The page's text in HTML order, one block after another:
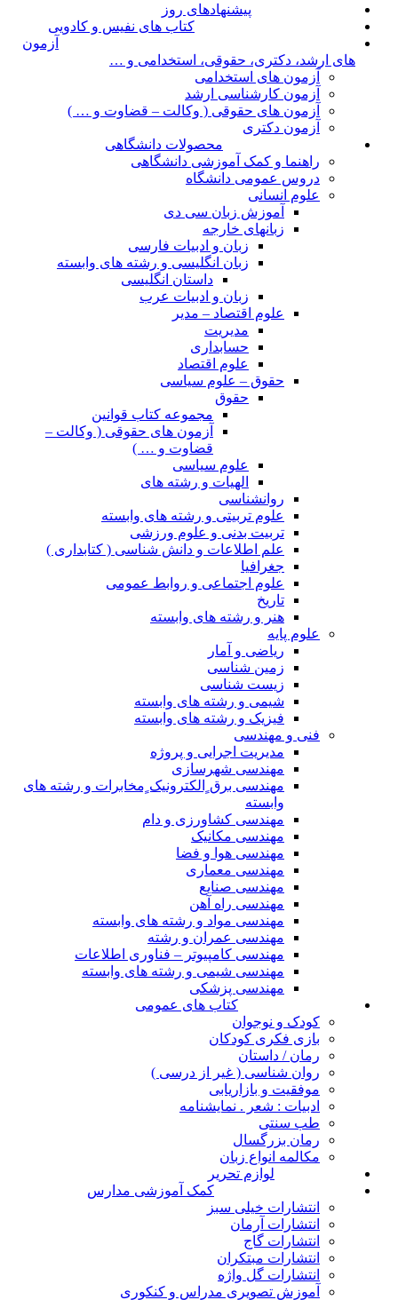
پیشنهادهای روز
کتاب های نفیس و کادویی
آزمون
های ارشد، دکتری، حقوقی، استخدامی و …
آزمون های استخدامی
آزمون کارشناسی ارشد
آزمون های حقوقی ( وکالت – قضاوت و … )
آزمون دکتری
محصولات دانشگاهی
راهنما و کمک آموزشی دانشگاهی
دروس عمومی دانشگاه
علوم انسانی
آموزش زبان سی دی
زبانهای خارجه
زبان و ادبیات فارسی
زبان انگلیسی و رشته های وابسته
داستان انگلیسی
زبان و ادبیات عرب
علوم اقتصاد – مدیر
مدیریت
حسابداری
علوم اقتصاد
حقوق – علوم سیاسی
حقوق
مجموعه کتاب قوانین
آزمون های حقوقی ( وکالت –
قضاوت و … )
علوم سیاسی
الهیات و رشته های
روانشناسی
علوم تربیتی و رشته های وابسته
تربیت بدنی و علوم ورزشی
علم اطلاعات و دانش شناسی ( کتابداری )
جغرافیا
علوم اجتماعی و روابط عمومی
تاریخ
هنر و رشته های وابسته
علوم پایه
ریاضی و آمار
زمین شناسی
زیست شناسی
شیمی و رشته های وابسته
فیزیک و رشته های وابسته
فنی و مهندسی
مدیریت اجرایی و پروژه
مهندسی شهرسازی
مهندسی برق ٍالکترونیک ٍمخابرات و رشته های
وابسته
مهندسی کشاورزی و دام
مهندسی مکانیک
مهندسی هوا و فضا
مهندسی معماری
مهندسی صنایع
مهندسی راه آهن
مهندسی مواد و رشته های وابسته
مهندسی عمران و رشته
مهندسی کامپیوتر – فناوری اطلاعات
مهندسی شیمی و رشته های وابسته
مهندسی پزشکی
کتاب های عمومی
کودک و نوجوان
بازی فکری کودکان
رمان / داستان
روان شناسی ( غیر از درسی )
موفقیت و بازاریابی
ادبیات : شعر . نمایشنامه
طب سنتی
رمان بزرگسال
مکالمه انواع زبان
لوازم تحریر
کمک آموزشی مدارس
انتشارات خیلی سبز
انتشارات آرمان
انتشارات گاج
انتشارات مبتکران
انتشارات گل واژه
آموزش تصویری مدراس و کنکوری